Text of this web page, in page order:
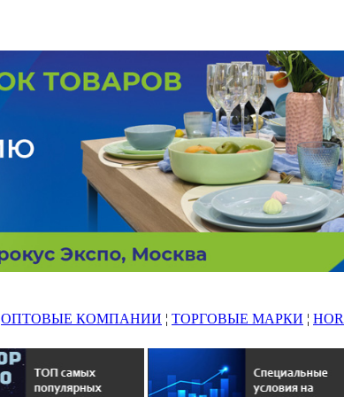
ОПТОВЫЕ КОМПАНИИ ¦ ТОРГОВЫЕ МАРКИ ¦